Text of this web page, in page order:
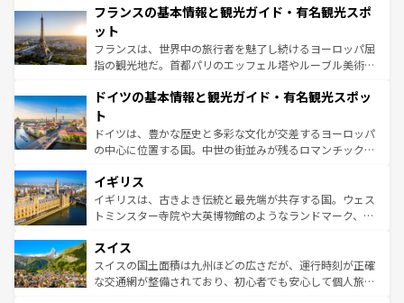
なお、新着のイタリア情報はコンテンツ一覧を参照してほ
しい。
文化が根付くこの国では、情熱的なフラメンコ、熱気あふ
れる闘牛、そして美味しいタパスが生活の一部となってい
る。首都マドリードの洗練された雰囲気や、バルセロナの
アートに溢れた街角から、地方では古代ローマ遺跡や中世
せる。地方によって風土や気候が異なるスペインはその個
ンテンツ一覧 を参照してほしい。
フランスの基本情報と観光ガイド・有名観光スポ
ット
フランスは、世界中の旅行者を魅了し続けるヨーロッパ屈
指の観光地だ。首都パリのエッフェル塔やルーブル美術館
で、幅広い魅力が詰まっている。華麗な宮殿、歴史的な大
聖堂、美しいビーチ、そして豊かな自然が、訪れる者を心
から魅了する。また、フランスは美食の国としても知ら
れ、フランス料理はユネスコ無形文化遺産にも登録されて
香り高いラベンダー畑など、多彩な楽しみ方が可能だ。さ
らに、パリ以外の地域にも魅力が溢れており、どの街角に
も豊かな歴史と文化が息づいている。パリ以外の個性あふ
を参照してほしい。
ドイツの基本情報と観光ガイド・有名観光スポッ
ト
ドイツは、豊かな歴史と多彩な文化が交差するヨーロッパ
の中心に位置する国。中世の街並みが残るロマンチック街
顔を持つこの国は、どこを歩いても飽きることがない。ベ
ルリンの文化的活気、バイエルン州のアルプスの絶景、そ
してライン川沿いのワイン畑といった風景は必見。ビール
は、お酒好きな人にはぜひ体験してほしい。 なお、新着の
ドイツ情報はコンテンツ一覧を参照してほしい。
イギリス
イギリスは、古きよき伝統と最先端が共存する国。ウェス
トミンスター寺院や大英博物館のようなランドマーク、歴
リアごとに異なる魅力がある。また、優雅なアフタヌーン
ティー、ビール好きにはたまらない英国パブ、サッカー観
戦など、本場だからこそできる体験も豊富。イギリスを旅
スイス
スイスの国土面積は九州ほどの広さだが、運行時刻が正確
な交通網が整備されており、初心者でも安心して個人旅行